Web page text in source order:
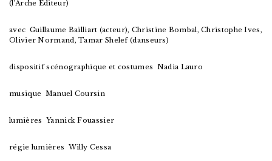
(l’Arche Editeur)
avec Guillaume Bailliart (acteur), Christine Bombal, Christophe Ives,
Olivier Normand, Tamar Shelef (danseurs)
dispositif scénographique et costumes Nadia Lauro
musique Manuel Coursin
lumières Yannick Fouassier
régie lumières Willy Cessa